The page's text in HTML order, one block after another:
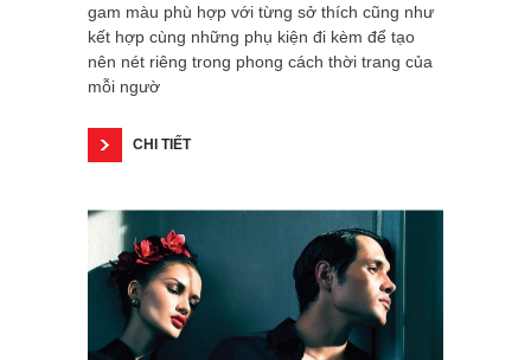
gam màu phù hợp với từng sở thích cũng như
kết hợp cùng những phụ kiện đi kèm để tạo
nên nét riêng trong phong cách thời trang của
mỗi ngườ
CHI TIẾT